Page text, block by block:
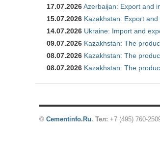
17.07.2026Azerbaijan: Export and
15.07.2026 Kazakhstan: Export
14.07.2026 Ukraine: Import and
09.07.2026 Kazakhstan: The
08.07.2026 Kazakhstan: The
08.07.2026 Kazakhstan: The
© Cementinfo.Ru. Тел: +7 (495) 760-